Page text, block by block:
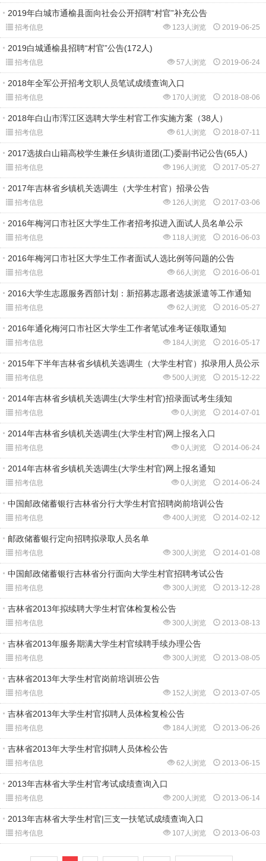
2019年白城市通榆县面向社会公开招聘“村官”补充公告
招考信息 2019-06-25
123人浏览
2019白城通榆县招聘“村官”公告(172人)
招考信息 2019-06-24
57人浏览
2018年全军公开招考文职人员笔试成绩查询入口
招考信息 2018-08-06
170人浏览
2018年白山市浑江区选聘大学生村官工作实施方案（38人）
招考信息 2018-07-11
61人浏览
2017选拔白山籍高校学生兼任乡镇街道团(工)委副书记公告(65人)
招考信息 2017-05-27
196人浏览
2017年吉林省乡镇机关选调生（大学生村官）招录公告
招考信息 2017-03-06
126人浏览
2016年梅河口市社区大学生工作者招考拟进入面试人员名单公示
招考信息 2016-06-03
118人浏览
2016年梅河口市社区大学生工作者面试人选比例等问题的公告
招考信息 2016-06-01
66人浏览
2016大学生志愿服务西部计划：新招募志愿者选拔派遣等工作通知
招考信息 2016-05-27
62人浏览
2016年通化梅河口市社区大学生工作者笔试准考证领取通知
招考信息 2016-05-17
184人浏览
2015年下半年吉林省乡镇机关选调生（大学生村官）拟录用人员公示
招考信息 2015-12-22
500人浏览
2014年吉林省乡镇机关选调生(大学生村官)招录面试考生须知
招考信息 2014-07-01
0人浏览
2014年吉林省乡镇机关选调生(大学生村官)网上报名入口
招考信息 2014-06-24
0人浏览
2014年吉林省乡镇机关选调生(大学生村官)网上报名通知
招考信息 2014-06-24
0人浏览
中国邮政储蓄银行吉林省分行大学生村官招聘岗前培训公告
招考信息 2014-02-12
400人浏览
邮政储蓄银行定向招聘拟录取人员名单
招考信息 2014-01-08
300人浏览
中国邮政储蓄银行吉林省分行面向大学生村官招聘考试公告
招考信息 2013-12-28
300人浏览
吉林省2013年拟续聘大学生村官体检复检公告
招考信息 2013-08-13
300人浏览
吉林省2013年服务期满大学生村官续聘手续办理公告
招考信息 2013-08-05
300人浏览
吉林省2013年大学生村官岗前培训班公告
招考信息 2013-07-05
152人浏览
吉林省2013年大学生村官拟聘人员体检复检公告
招考信息 2013-06-26
184人浏览
吉林省2013年大学生村官拟聘人员体检公告
招考信息 2013-06-15
62人浏览
2013年吉林省大学生村官考试成绩查询入口
招考信息 2013-06-14
200人浏览
2013年吉林省大学生村官|三支一扶笔试成绩查询入口
招考信息 2013-06-03
107人浏览